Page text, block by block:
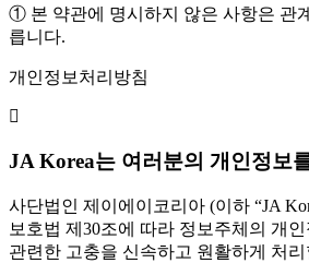
① 본 약관에 명시하지 않은 사항은 관
릅니다.
개인정보처리방침
JA Korea는 여러분의 개인정보
사단법인 제이에이코리아 (이하 “JA
보호법 제30조에 따라 정보주체의 개
관련한 고충을 신속하고 원활하게 처